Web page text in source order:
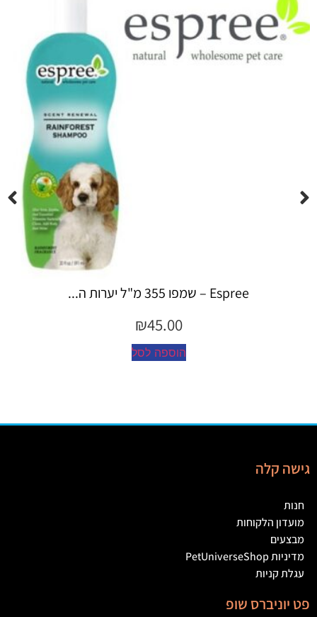
Espree – שמפו 355 מ"ל יערות ה...
₪45.00
הוספה לסל
גישה קלה
חנות
מועדון הלקוחות
מבצעים
מדיניות PetUniverseShop
עגלת קניות
פט יוניברס שופ